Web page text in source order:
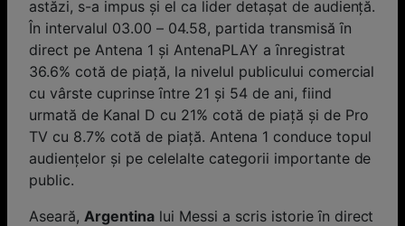
astăzi, s-a impus și el ca lider detașat de audienţă.
În intervalul 03.00 – 04.58, partida transmisă ȋn
direct pe Antena 1 și AntenaPLAY a ȋnregistrat
36.6% cotă de piaţă, la nivelul publicului comercial
cu vârste cuprinse ȋntre 21 și 54 de ani, fiind
urmată de Kanal D cu 21% cotă de piaţă și de Pro
TV cu 8.7% cotă de piaţă. Antena 1 conduce topul
audienţelor și pe celelalte categorii importante de
public.
Aseară, Argentinalui Messi a scris istorie ȋn direct